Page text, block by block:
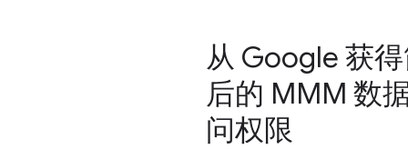
从 Google 获
后的 MMM 数
问权限